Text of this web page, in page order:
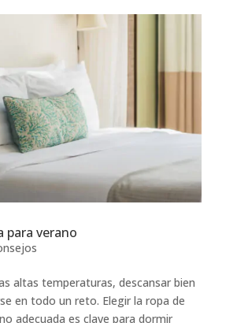
para verano
altas temperaturas, descansar bien
en todo un reto. Elegir la ropa de
adecuada es clave para dormir